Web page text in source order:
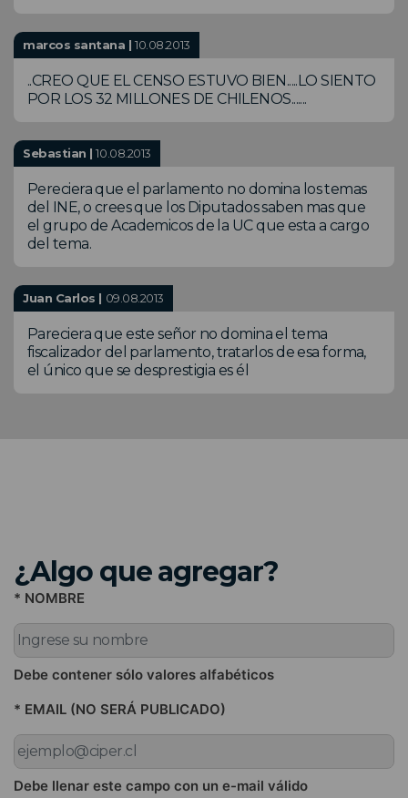
marcos santana |10.08.2013
..CREO QUE EL CENSO ESTUVO BIEN.....LO SIENTO
POR LOS 32 MILLONES DE CHILENOS.......
Sebastian |10.08.2013
Pereciera que el parlamento no domina los temas
del INE, o crees que los Diputados saben mas que
el grupo de Academicos de la UC que esta a cargo
del tema.
Juan Carlos | 09.08.2013
Pareciera que este señor no domina el tema
fiscalizador del parlamento, tratarlos de esa forma,
el único que se desprestigia es él
¿Algo que agregar?
* NOMBRE
Debe contener sólo valores alfabéticos
* EMAIL (NO SERÁ PUBLICADO)
Debe llenar este campo con un e-mail válido